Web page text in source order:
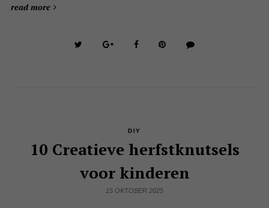
read more
DIY
10 Creatieve herfstknutsels
voor kinderen
15 OKTOBER 2025